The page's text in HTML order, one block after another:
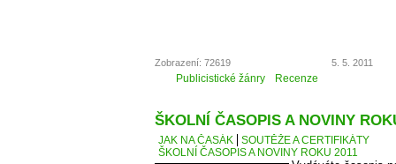
Zobrazení: 72619 5. 5. 2011
Publicistické žánry Recenze
ŠKOLNÍ ČASOPIS A NOVINY
JAK NA ČASÁK
SOUTĚŽE A CERTIFIKÁTY
ŠKOLNÍ ČASOPIS A NOVINY ROKU 2011